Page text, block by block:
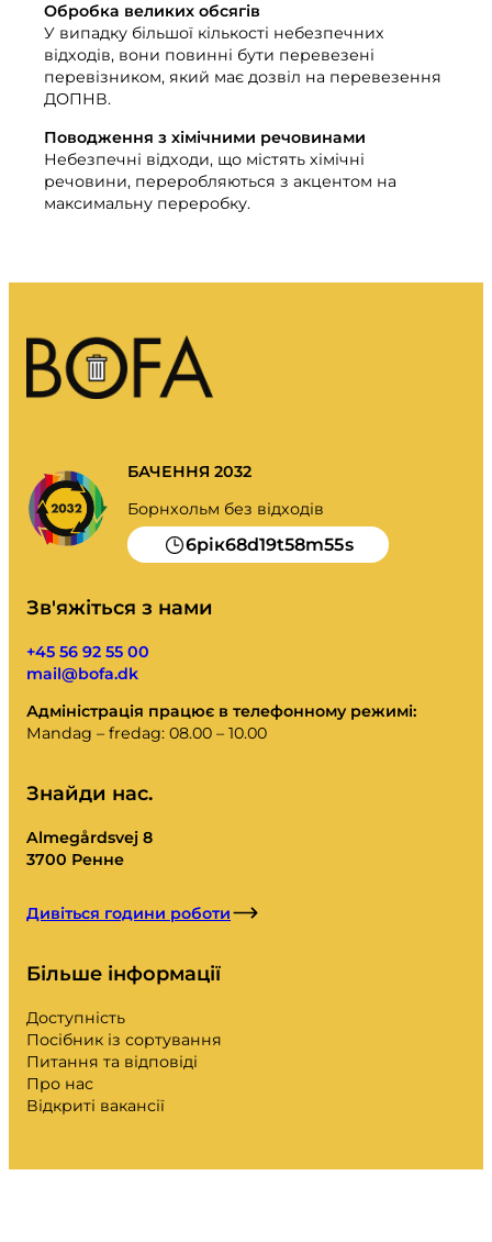
Обробка великих обсягів
У випадку більшої кількості небезпечних
відходів, вони повинні бути перевезені
перевізником, який має дозвіл на перевезення
ДОПНВ.
Поводження з хімічними речовинами
Небезпечні відходи, що містять хімічні
речовини, переробляються з акцентом на
максимальну переробку.
БАЧЕННЯ 2032
Борнхольм без відходів
6рік68d19t58m55s
Зв'яжіться з нами
+45 56 92 55 00
mail@bofa.dk
Адміністрація працює в телефонному режимі:
Mandag – fredag: 08.00 – 10.00
Знайди нас.
Almegårdsvej 8
3700 Ренне
Дивіться години роботи
Більше інформації
Доступність
Посібник із сортування
Питання та відповіді
Про нас
Відкриті вакансії